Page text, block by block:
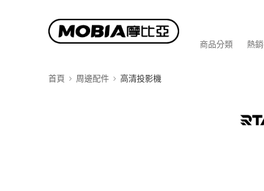
商品分類 熱
首頁 周邊配件 高清投影機